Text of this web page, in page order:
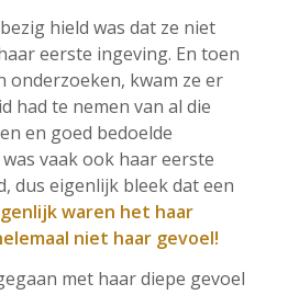
hield was dat ze niet
eerste ingeving. En toen
onderzoeken, kwam ze er
had te nemen van al die
en goed bedoelde
vaak ook haar eerste
dus eigenlijk bleek dat een
waren het haar
niet haar gevoel!
met haar diepe gevoel